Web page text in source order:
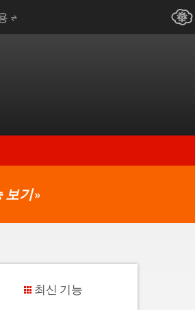
보기»
최신 기능